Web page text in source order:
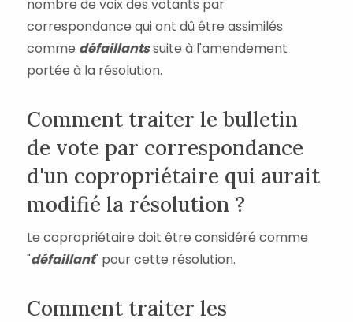
nombre de voix des votants par
correspondance qui ont dû être assimilés
comme défaillantssuite à l'amendement
portée à la résolution.
Comment traiter le bulletin
de vote par correspondance
d'un copropriétaire qui aurait
modifié la résolution ?
Le copropriétaire doit être considéré comme
"défaillant" pour cette résolution.
Comment traiter les